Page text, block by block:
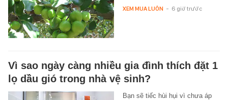
XEM MUA LUÔN - 6 giờ trước
Vì sao ngày càng nhiều gia đình thích đặt 1
lọ dầu gió trong nhà vệ sinh?
Bạn sẽ tiếc hùi hụi vì chưa áp